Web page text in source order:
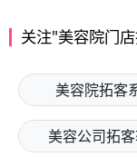
关注"美容院门
美容院拓客
美容公司拓